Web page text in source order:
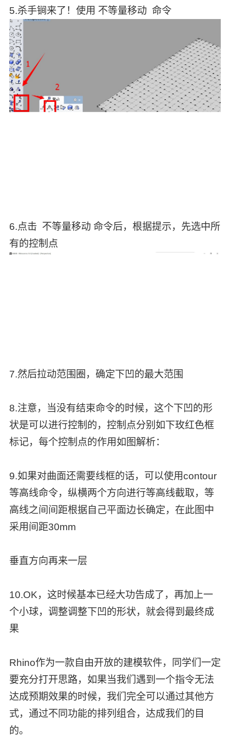
5.杀手锏来了！使用 不等量移动 命令
6.点击 不等量移动 命令后，根据提示，先选中所
有的控制点
7.然后拉动范围圈，确定下凹的最大范围
8.注意，当没有结束命令的时候，这个下凹的形
状是可以进行控制的，控制点分别如下玫红色框
标记，每个控制点的作用如图解析：
9.如果对曲面还需要线框的话，可以使用contour
等高线命令，纵横两个方向进行等高线截取，等
高线之间间距根据自己平面边长确定，在此图中
采用间距30mm
垂直方向再来一层
10.OK，这时候基本已经大功告成了，再加上一
个小球，调整调整下凹的形状，就会得到最终成
果
Rhino作为一款自由开放的建模软件，同学们一定
要充分打开思路，如果当我们遇到一个指令无法
达成预期效果的时候，我们完全可以通过其他方
式，通过不同功能的排列组合，达成我们的目
的。